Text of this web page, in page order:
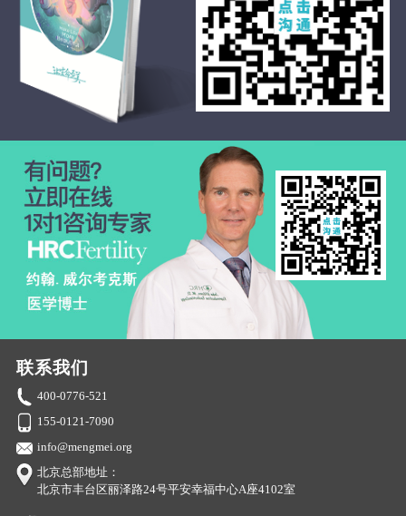
联系我们
400-0776-521
155-0121-7090
info@mengmei.org
北京总部地址：
北京市丰台区丽泽路24号平安幸福中心A座4102室